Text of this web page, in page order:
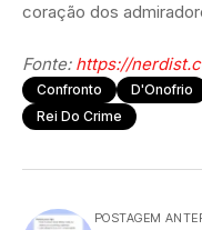
coração dos
Fonte: https://
Confronto D'Onofrio
Rei Do Crime
POSTAGEM